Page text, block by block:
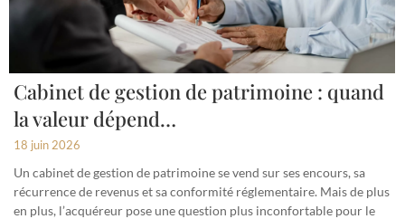
Cabinet de gestion de patrimoine : quand
la valeur dépend…
18 juin 2026
Un cabinet de gestion de patrimoine se vend sur ses encours, sa
récurrence de revenus et sa conformité réglementaire. Mais de plus
en plus, l’acquéreur pose une question plus inconfortable pour le